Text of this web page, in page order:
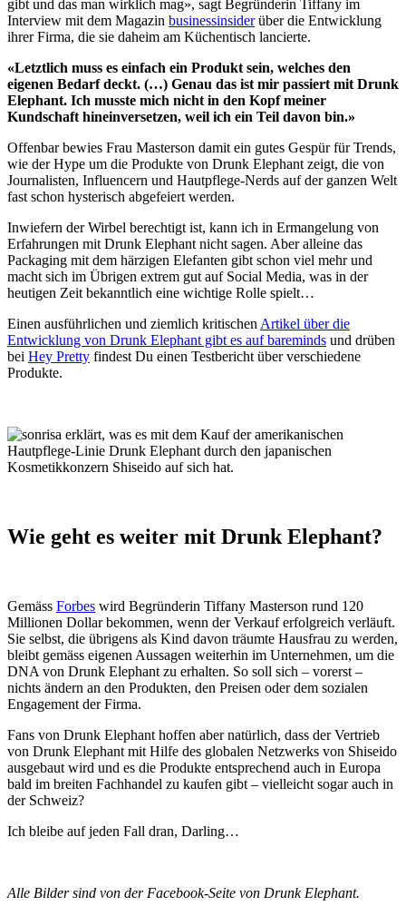
gibt und das man wirklich mag», sagt Begründerin Tiffany im
Interview mit dem Magazin businessinsiderüber die Entwicklung
ihrer Firma, die sie daheim am Küchentisch lancierte.
«Letztlich muss es einfach ein Produkt sein, welches den
eigenen Bedarf deckt. (…) Genau das ist mir passiert mit Drunk
Elephant. Ich musste mich nicht in den Kopf meiner
Kundschaft hineinversetzen, weil ich ein Teil davon bin.»
Offenbar bewies Frau Masterson damit ein gutes Gespür für Trends,
wie der Hype um die Produkte von Drunk Elephant zeigt, die von
Journalisten, Influencern und Hautpflege-Nerds auf der ganzen Welt
fast schon hysterisch abgefeiert werden.
Inwiefern der Wirbel berechtigt ist, kann ich in Ermangelung von
Erfahrungen mit Drunk Elephant nicht sagen. Aber alleine das
Packaging mit dem härzigen Elefanten gibt schon viel mehr und
macht sich im Übrigen extrem gut auf Social Media, was in der
heutigen Zeit bekanntlich eine wichtige Rolle spielt…
Einen ausführlichen und ziemlich kritischen Artikel über die
Entwicklung von Drunk Elephant gibt es auf bareminds und drüben
bei Hey Pretty findest Du einen Testbericht über verschiedene
Produkte.
Wie geht es weiter mit Drunk Elephant?
Gemäss Forbes wird Begründerin Tiffany Masterson rund 120
Millionen Dollar bekommen, wenn der Verkauf erfolgreich verläuft.
Sie selbst, die übrigens als Kind davon träumte Hausfrau zu werden,
bleibt gemäss eigenen Aussagen weiterhin im Unternehmen, um die
DNA von Drunk Elephant zu erhalten. So soll sich – vorerst –
nichts ändern an den Produkten, den Preisen oder dem sozialen
Engagement der Firma.
Fans von Drunk Elephant hoffen aber natürlich, dass der Vertrieb
von Drunk Elephant mit Hilfe des globalen Netzwerks von Shiseido
ausgebaut wird und es die Produkte entsprechend auch in Europa
bald im breiten Fachhandel zu kaufen gibt – vielleicht sogar auch in
der Schweiz?
Ich bleibe auf jeden Fall dran, Darling…
Alle Bilder sind von der Facebook-Seite von Drunk Elephant.